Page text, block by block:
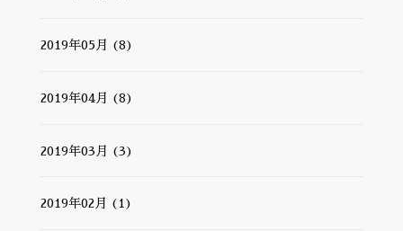
2019年05月 (8)
2019年04月 (8)
2019年03月 (3)
2019年02月 (1)